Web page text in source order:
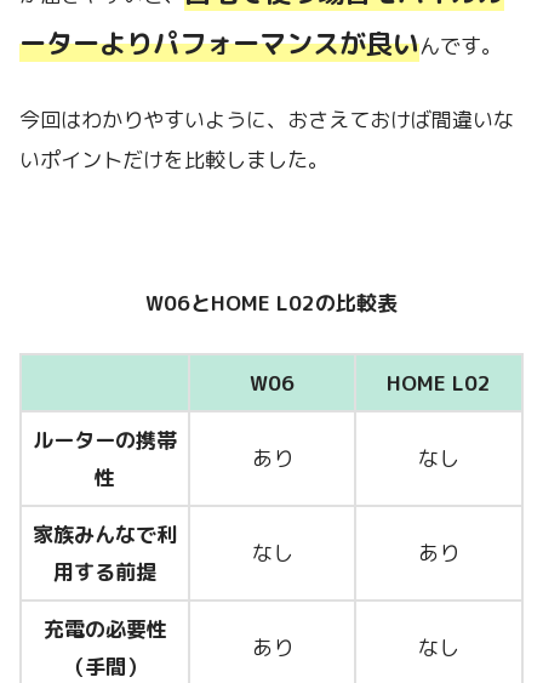
ーターよりパフォーマンスが良いんです。
今回はわかりやすいように、おさえておけば間違いな
いポイントだけを比較しました。
W06とHOME L02の比較表
W06 HOME L02
ルーターの携帯
性
あり なし
家族みんなで利
用する前提
なし あり
充電の必要性
（手間）
あり なし